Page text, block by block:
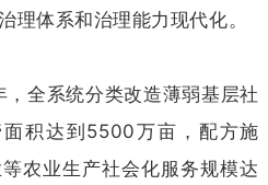
理体系和治理能力现代化。
，全系统分类改造薄弱基层社
积达到5500万亩，配方施
农业生产社会化服务规模达